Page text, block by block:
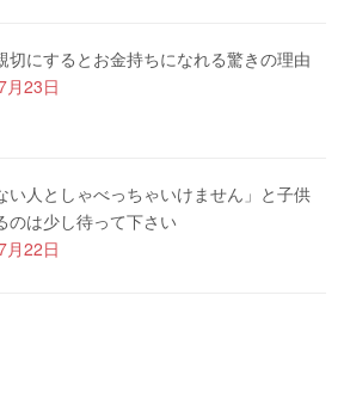
切にするとお金持ちになれる驚きの理由
月23日
い人としゃべっちゃいけません」と子供
のは少し待って下さい
月22日